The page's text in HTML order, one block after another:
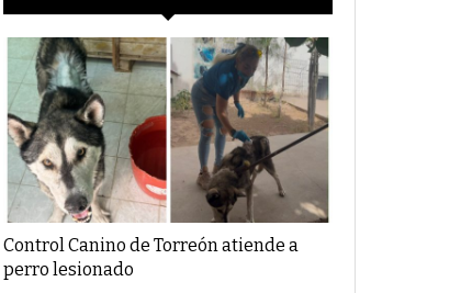
Control Canino de Torreón atiende a
perro lesionado